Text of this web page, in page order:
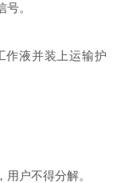
。
液并装上运输护
户不得分解。